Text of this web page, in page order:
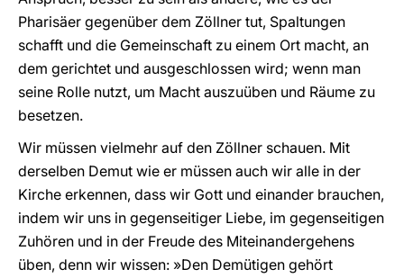
Pharisäer gegenüber dem Zöllner tut, Spaltungen
schafft und die Gemeinschaft zu einem Ort macht, an
dem gerichtet und ausgeschlossen wird; wenn man
seine Rolle nutzt, um Macht auszuüben und Räume zu
besetzen.
Wir müssen vielmehr auf den Zöllner schauen. Mit
derselben Demut wie er müssen auch wir alle in der
Kirche erkennen, dass wir Gott und einander brauchen,
indem wir uns in gegenseitiger Liebe, im gegenseitigen
Zuhören und in der Freude des Miteinandergehens
üben, denn wir wissen: »Den Demütigen gehört